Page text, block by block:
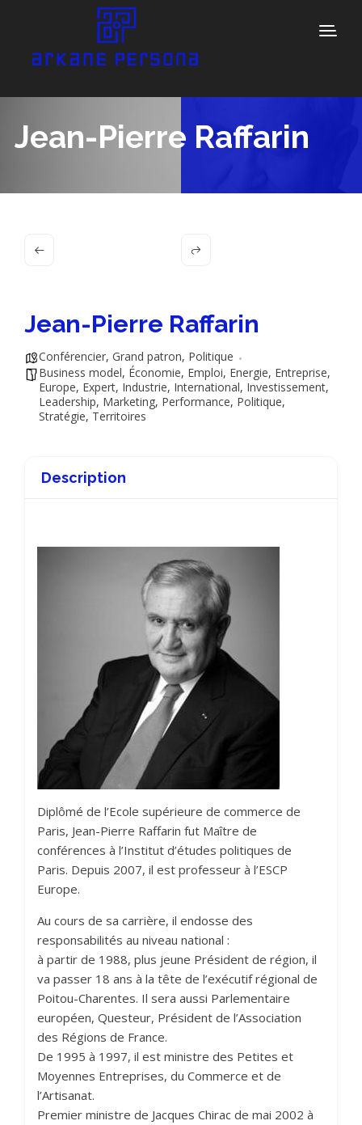
Jean-Pierre Raffarin
Jean-Pierre Raffarin
Conférencier, Grand patron, Politique
Business model, Économie, Emploi, Energie, Entreprise,
Europe, Expert, Industrie, International, Investissement,
Leadership, Marketing, Performance, Politique,
Stratégie, Territoires
Description
Diplômé de l’Ecole supérieure de commerce de
Paris, Jean-Pierre Raffarin fut Maître de
conférences à l’Institut d’études politiques de
Paris. Depuis 2007, il est professeur à l’ESCP
Europe.
Au cours de sa carrière, il endosse des
responsabilités au niveau national :
à partir de 1988, plus jeune Président de région, il
va passer 18 ans à la tête de l’exécutif régional de
Poitou-Charentes. Il sera aussi Parlementaire
européen, Questeur, Président de l’Association
des Régions de France.
De 1995 à 1997, il est ministre des Petites et
Moyennes Entreprises, du Commerce et de
l’Artisanat.
Premier ministre de Jacques Chirac de mai 2002 à